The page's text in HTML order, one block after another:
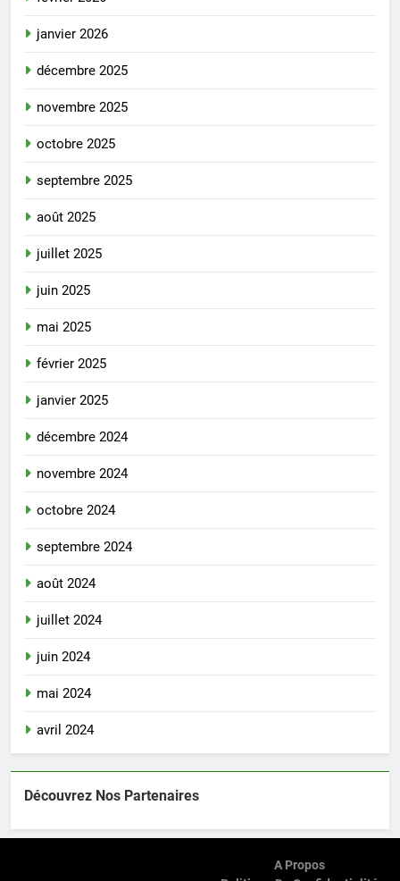
janvier 2026
décembre 2025
novembre 2025
octobre 2025
septembre 2025
août 2025
juillet 2025
juin 2025
mai 2025
février 2025
janvier 2025
décembre 2024
novembre 2024
octobre 2024
septembre 2024
août 2024
juillet 2024
juin 2024
mai 2024
avril 2024
Découvrez Nos Partenaires
A Propos